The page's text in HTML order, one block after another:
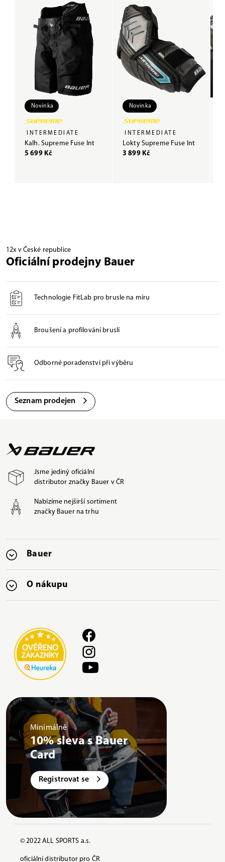
Novinka
INTERMEDIATE
Kalh. Supreme Fuse Int
5 699 Kč
Novinka
INTERMEDIATE
Lokty Supreme Fuse Int
3 899 Kč
12x v České republice
Oficiální prodejny Bauer
Technologie FitLab pro brusle na míru
Broušení a profilování bruslí
Odborné poradenství při výběru
Seznam prodejen
Jsme jediný oficiální
distributor značky Bauer v ČR
Nabízíme nejširší sortiment
značky Bauer na trhu
Bauer
O nákupu
Minimálně
10% sleva s Bauer
Card
Registrovat se
© 2022 ALL SPORTS a.s.
oficiální distributor pro ČR